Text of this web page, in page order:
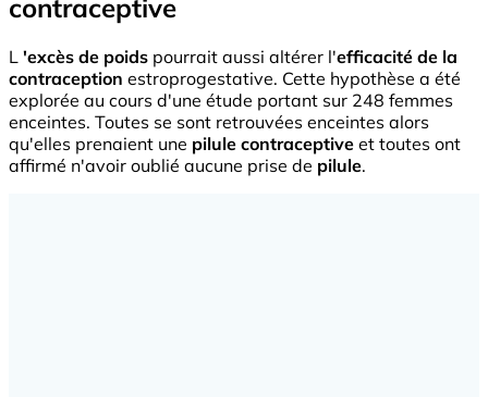
contraceptive
L 'excès de poids pourrait aussi altérer l'efficacité de la
contraception estroprogestative. Cette hypothèse a été
explorée au cours d'une étude portant sur 248 femmes
enceintes. Toutes se sont retrouvées enceintes alors
qu'elles prenaient une pilule contraceptive et toutes ont
affirmé n'avoir oublié aucune prise de pilule.